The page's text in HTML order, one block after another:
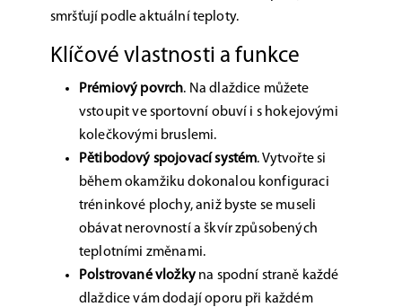
smršťují podle aktuální teploty.
Klíčové vlastnosti a funkce
Prémiový povrch. Na dlaždice můžete
vstoupit ve sportovní obuví i s hokejovými
kolečkovými bruslemi.
Pětibodový spojovací systém.Vytvořte si
během okamžiku dokonalou konfiguraci
tréninkové plochy, aniž byste se museli
obávat nerovností a škvír způsobených
teplotními změnami.
Polstrované vložky na spodní straně každé
dlaždice vám dodají oporu při každém